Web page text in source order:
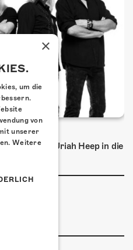
HEEP
kommen Uriah Heep in die
×
um die
von
unserer
Weitere